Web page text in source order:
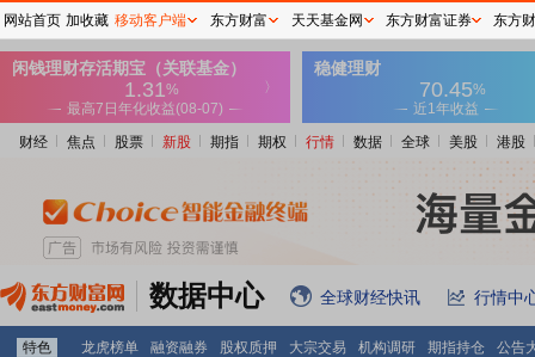
财经 焦点 股票 新股 期指 期权 行情 数据 全球 美股 港股
数据中心 全球财经快讯 行情中
特色 龙虎榜单 融资融券 股权质押 大宗交易 机构调研 期指持仓
公告
网站首页 加收藏 移动客户端 东方财富 天天基金网 东方财富证券 东方